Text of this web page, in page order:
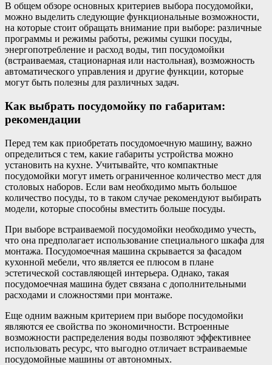
В общем обзоре основных критериев выбора посудомойки,
можно выделить следующие функциональные возможности,
на которые стоит обращать внимание при выборе: различные
программы и режимы работы, режимы сушки посуды,
энергопотребление и расход воды, тип посудомойки
(встраиваемая, стационарная или настольная), возможность
автоматического управления и другие функции, которые
могут быть полезны для различных задач.
Как выбрать посудомойку по габаритам:
рекомендации
Перед тем как приобретать посудомоечную машину, важно
определиться с тем, какие габариты устройства можно
установить на кухне. Учитывайте, что компактные
посудомойки могут иметь ограниченное количество мест для
столовых наборов. Если вам необходимо мыть большое
количество посуды, то в таком случае рекомендуют выбирать
модели, которые способны вместить больше посуды.
При выборе встраиваемой посудомойки необходимо учесть,
что она предполагает использование специального шкафа для
монтажа. Посудомоечная машина скрывается за фасадом
кухонной мебели, что является ее плюсом в плане
эстетической составляющей интерьера. Однако, такая
посудомоечная машина будет связана с дополнительными
расходами и сложностями при монтаже.
Еще одним важным критерием при выборе посудомойки
являются ее свойства по экономичности. Встроенные
возможности распределения воды позволяют эффективнее
использовать ресурс, что выгодно отличает встраиваемые
посудомойные машины от автономных.